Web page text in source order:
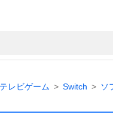
テレビゲーム Switch ソ